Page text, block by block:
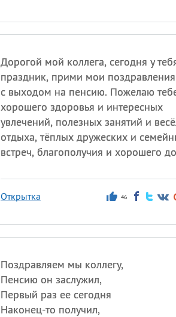
Дорогой мой коллега, сегодня у
праздник, прими мои поздравления
с выходом на пенсию. Пожелаю
хорошего здоровья и интересных
увлечений, полезных занятий и
отдыха, тёплых дружеских и
встреч, благополучия и хорошего
Открытка 46
Поздравляем мы коллегу,
Пенсию он заслужил,
Первый раз ее сегодня
Наконец-то получил,